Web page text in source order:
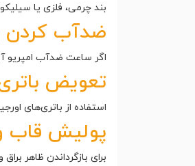
بند چرمی، فلزی یا
ضدآب کردن
اگر ساعت ضدآب امپریو
تعویض
استفاده از باتری‌های
پولیش قاب
برای بازگرداندن ظاهر